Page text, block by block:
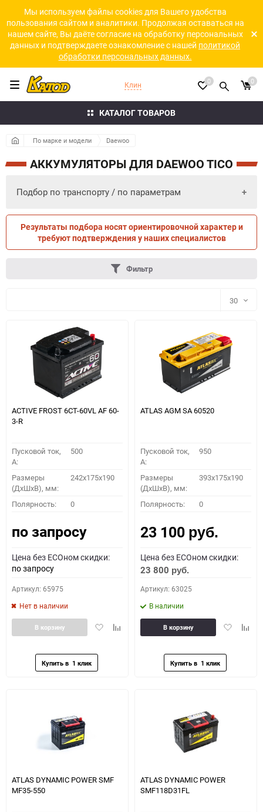
Мы используем файлы cookies для Вашего удобства
пользования сайтом и аналитики. Продолжая оставаться на
нашем сайте, Вы даёте согласие на обработку персональных
данных и подтверждаете ознакомление с нашей политикой
обработки персональных данных.
КАТАЛОГ ТОВАРОВ
Клин 0 0
По марке и модели Daewoo
АККУМУЛЯТОРЫ ДЛЯ DAEWOO TICO
Подбор по транспорту / по параметрам
ПО ТРАНСПОРТУ ПО ПАРАМЕТРАМ
ПОДОБРАТЬ
Как определить полярность?
0 - обратная 1 - прямая 3 - обратная 4 - прямая
Результаты подбора носят ориентировочной характер и
требуют подтверждения у наших специалистов
Фильтр
30
30
60
ACTIVE FROST 6СТ-60VL АF 60-
3-R
Пусковой ток,
A:
500
Размеры
(ДхШхВ), мм:
242x175x190
Полярность: 0
по запросу
Цена без ECOном скидки:
по запросу
Артикул: 65975
Нет в наличии
ДобавитьДобавить
В корзину
ATLAS AGM SA 60520
Пусковой ток,
A:
950
Размеры
(ДхШхВ), мм:
393x175x190
Полярность: 0
23 100 руб.
Цена без ECOном скидки:
23 800 руб.
Артикул: 63025
В наличии
Добавить
В корзину
ATLAS DYNAMIC POWER SMF
MF35-550
ATLAS DYNAMIC POWER
SMF118D31FL